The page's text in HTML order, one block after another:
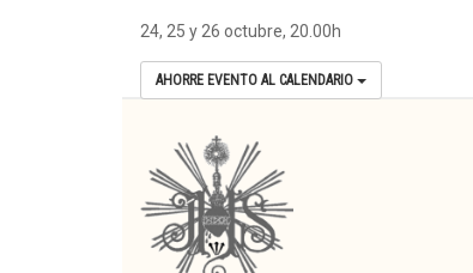
24, 25 y 26 octubre, 20.00h
AHORRE EVENTO AL CALENDARIO